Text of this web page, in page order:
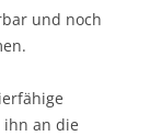
und noch
ihn an die